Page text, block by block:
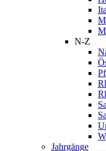
N-Z
Jahrgänge